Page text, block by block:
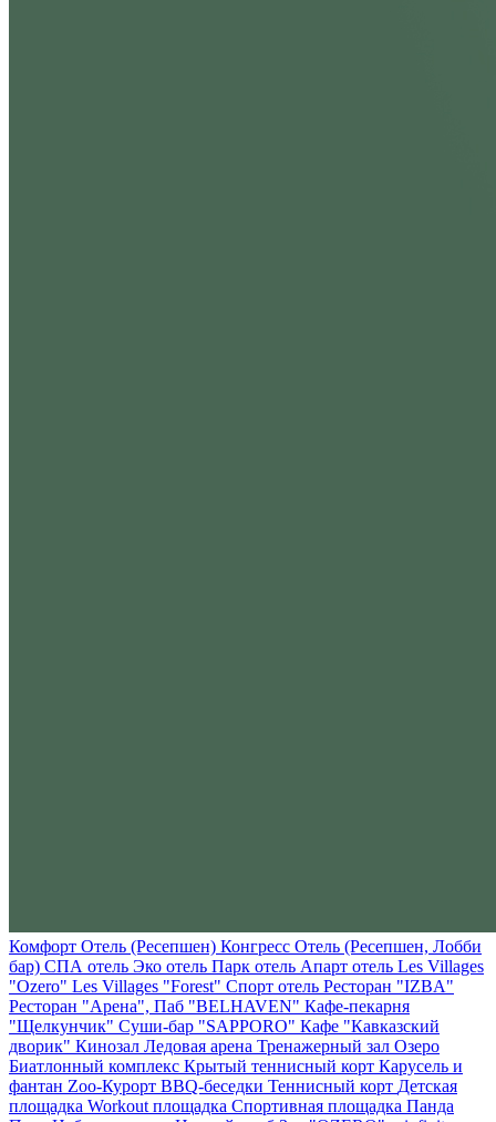
Комфорт Отель (Ресепшен) Конгресс Отель (Ресепшен, Лобби
бар) СПА отель Эко отель Парк отель Апарт отель Les Villages
"Ozero" Les Villages "Forest" Спорт отель Ресторан "IZBA"
Ресторан "Арена", Паб "BELHAVEN" Кафе-пекарня
"Щелкунчик" Суши-бар "SAPPORO" Кафе "Кавказский
дворик" Кинозал Ледовая арена Тренажерный зал Озеро
Биатлонный комплекс Крытый теннисный корт Карусель и
фантан Zoo-Курорт BBQ-беседки Теннисный корт Детская
площадка Workout площадка Спортивная площадка Панда